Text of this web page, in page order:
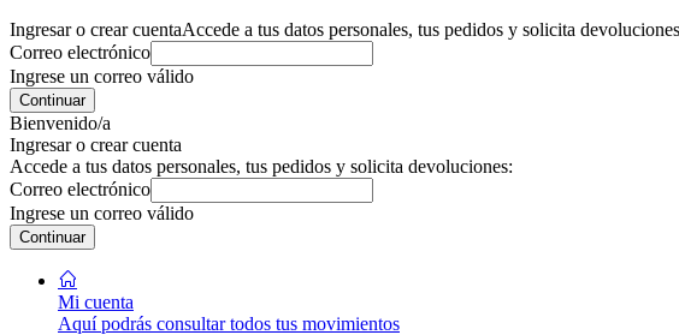
Ingresar o crear cuentaAccede a tus datos personales, tus pedidos y solicita
Correo electrónico
Ingrese un correo válido
Continuar
Bienvenido/a
Ingresar o crear cuenta
Accede a tus datos personales, tus pedidos y solicita devoluciones:
Correo electrónico
Ingrese un correo válido
Continuar
Mi cuenta
Aquí podrás consultar todos tus movimientos